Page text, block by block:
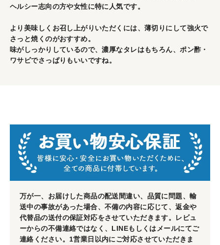
ヘルシー志向の方や女性に特に人気です。
より美味しくお召し上がりいただくには、薄切りにして強火で
さっと焼くのがおすすめ。
味がしっかりしているので、濃厚なタレはもちろん、ポン酢・
ワサビでさっぱりもいいですね。
万が一、お届けした商品の配送間違い、品質に問題、輸
送中の事故があった場合、不備の内容に応じて、返金や
代替品の送付の保証対応をさせていただきます。レビュ
ーからの不備連絡ではなく、LINEもしくはメールにてご
連絡ください。1営業日以内にご対応させていただきま